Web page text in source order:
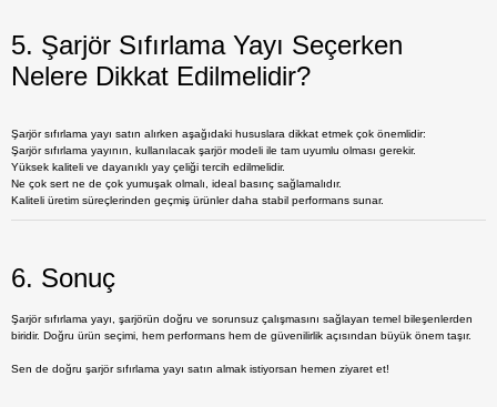
5. Şarjör Sıfırlama Yayı Seçerken
Nelere Dikkat Edilmelidir?
Şarjör sıfırlama yayı satın alırken aşağıdaki hususlara dikkat etmek çok önemlidir:
Şarjör sıfırlama yayının, kullanılacak şarjör modeli ile tam uyumlu olması gerekir.
Yüksek kaliteli ve dayanıklı yay çeliği tercih edilmelidir.
Ne çok sert ne de çok yumuşak olmalı, ideal basınç sağlamalıdır.
Kaliteli üretim süreçlerinden geçmiş ürünler daha stabil performans sunar.
6. Sonuç
Şarjör sıfırlama yayı, şarjörün doğru ve sorunsuz çalışmasını sağlayan temel bileşenlerden
biridir. Doğru ürün seçimi, hem performans hem de güvenilirlik açısından büyük önem taşır.
Sen de doğru şarjör sıfırlama yayı satın almak istiyorsan hemen ziyaret et!